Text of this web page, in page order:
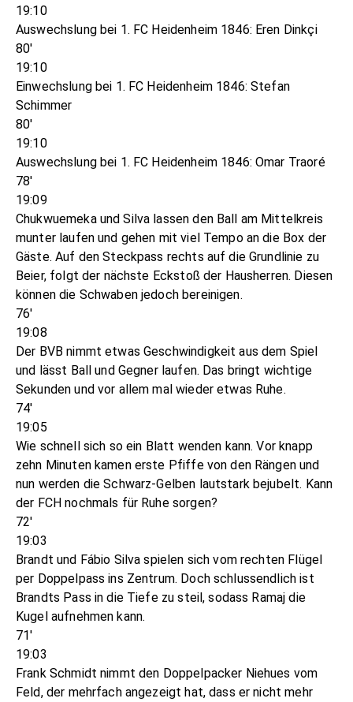
19:10
Auswechslung bei 1. FC Heidenheim 1846: Eren Dinkçi
80'
19:10
Einwechslung bei 1. FC Heidenheim 1846: Stefan
Schimmer
80'
19:10
Auswechslung bei 1. FC Heidenheim 1846: Omar Traoré
78'
19:09
Chukwuemeka und Silva lassen den Ball am Mittelkreis
munter laufen und gehen mit viel Tempo an die Box der
Gäste. Auf den Steckpass rechts auf die Grundlinie zu
Beier, folgt der nächste Eckstoß der Hausherren. Diesen
können die Schwaben jedoch bereinigen.
76'
19:08
Der BVB nimmt etwas Geschwindigkeit aus dem Spiel
und lässt Ball und Gegner laufen. Das bringt wichtige
Sekunden und vor allem mal wieder etwas Ruhe.
74'
19:05
Wie schnell sich so ein Blatt wenden kann. Vor knapp
zehn Minuten kamen erste Pfiffe von den Rängen und
nun werden die Schwarz-Gelben lautstark bejubelt. Kann
der FCH nochmals für Ruhe sorgen?
72'
19:03
Brandt und Fábio Silva spielen sich vom rechten Flügel
per Doppelpass ins Zentrum. Doch schlussendlich ist
Brandts Pass in die Tiefe zu steil, sodass Ramaj die
Kugel aufnehmen kann.
71'
19:03
Frank Schmidt nimmt den Doppelpacker Niehues vom
Feld, der mehrfach angezeigt hat, dass er nicht mehr